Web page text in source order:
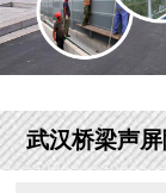
武汉桥梁声